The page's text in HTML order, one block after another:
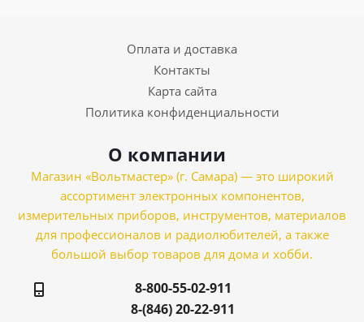
Оплата и доставка
Контакты
Карта сайта
Политика конфиденциальности
О компании
Магазин «Вольтмастер» (г. Самара) — это широкий
ассортимент электронных компонентов,
измерительных приборов, инструментов, материалов
для профессионалов и радиолюбителей, а также
большой выбор товаров для дома и хобби.
8-800-55-02-911
8-(846) 20-22-911